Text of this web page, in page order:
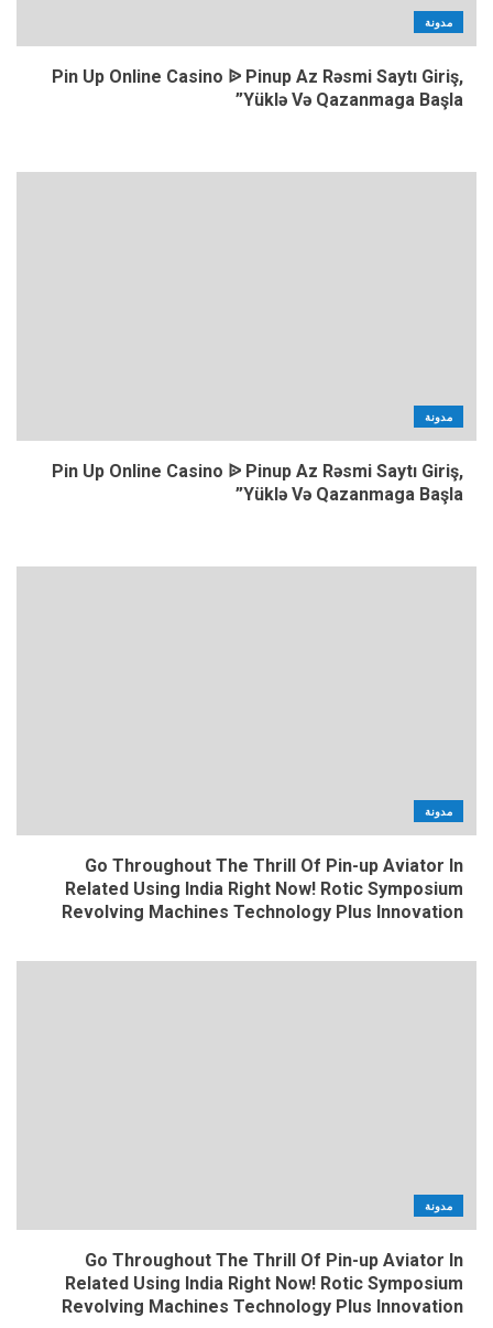
مدونة
Pin Up Online Casino ᐉ Pinup Az Rəsmi Saytı Giriş,
Yüklə Və Qazanmaga Başla”
مدونة
Pin Up Online Casino ᐉ Pinup Az Rəsmi Saytı Giriş,
Yüklə Və Qazanmaga Başla”
مدونة
Go Throughout The Thrill Of Pin-up Aviator In
Related Using India Right Now! Rotic Symposium
Revolving Machines Technology Plus Innovation
مدونة
Go Throughout The Thrill Of Pin-up Aviator In
Related Using India Right Now! Rotic Symposium
Revolving Machines Technology Plus Innovation